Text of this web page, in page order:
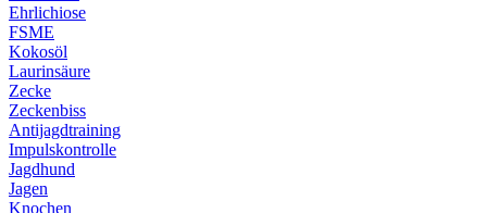
Ehrlichiose
FSME
Kokosöl
Laurinsäure
Zecke
Zeckenbiss
Antijagdtraining
Impulskontrolle
Jagdhund
Jagen
Knochen